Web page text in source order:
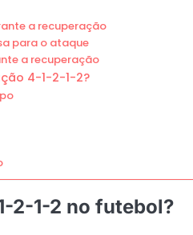
a recuperação
para o ataque
a recuperação
4-1-2-1-2?
2-1-2 no futebol?